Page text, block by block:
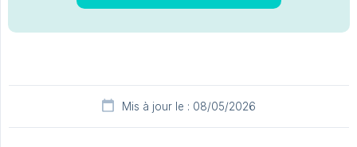
Mis à jour le : 08/05/2026